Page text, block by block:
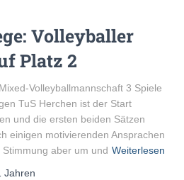
Volleyballer
Platz 2
Volleyballmannschaft 3 Spiele
TuS Herchen ist der Start
und die ersten beiden Sätzen
einigen motivierenden Ansprachen
aber um und Weiterlesen
Jahren